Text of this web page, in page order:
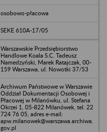
osobowo-płacowa
SEKE 610A-17/05
Warszawskie Przedsiębiorstwo
Handlowe Koala S.C. Tadeusz
Namedzyński, Marek Ratajczak, 00-
159 Warszawa, ul. Nowotki 37/53
Archiwum Państwowe w Warszawie
Oddział Dokumentacji Osobowej i
Płacowej w Milanówku, ul. Stefana
Okrzei 1, 05-822 Milanówek, tel. 22
724 76 05, adres e-mail:
apw.milanowek@warszawa.archiwa.
gov.pl